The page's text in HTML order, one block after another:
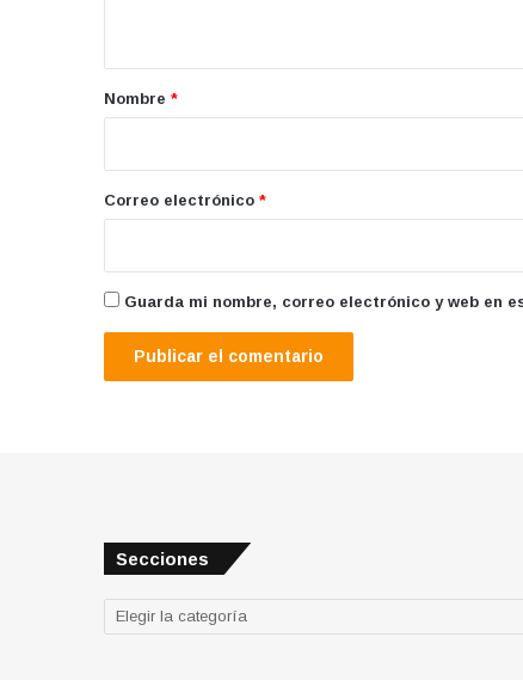
r
*
Nombre *
Correo electrónico *
Guarda mi nombre, correo electrónico y web en
Secciones
Secciones